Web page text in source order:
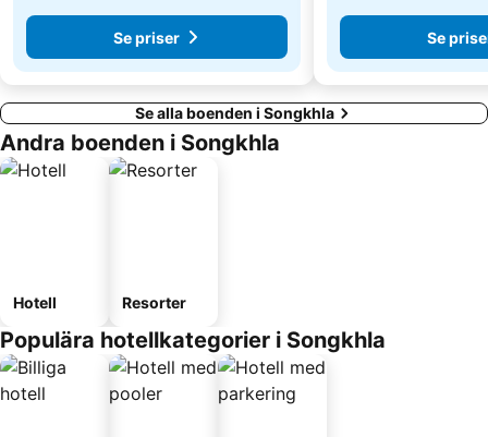
Se priser Se
Se alla boenden i Songkhla
Andra boenden i Songkhla
Hotell Resorter
Populära hotellkategorier i Songkhla